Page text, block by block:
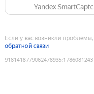
Yandex
Если у вас возникли
обратной связи
9181418779062478935:1786081243